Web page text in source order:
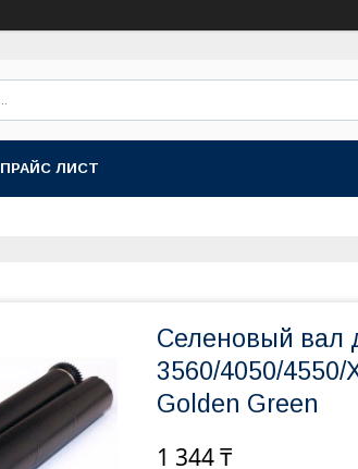
ПРАЙС ЛИСТ
Селеновый вал
3560/4050/4550/
Golden Green
1 344 ₸